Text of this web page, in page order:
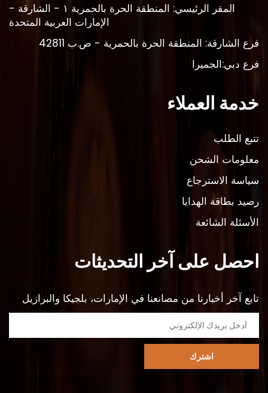
المقر الرئيسي: المنطقة الحرة بالحمرية ١ - الشارقة -
الإمارات العربية المتحدة
فرع الشارقة: المنطقة الحرة بالحمرية - ص.ب 42811
فرع دبي:الجميرا
خدمة العملاء
تتبع الطلب
معلومات الشحن
سياسة الاسترجاع
رصيد بطاقة الهدايا
الأسئلة الشائعة
احصل على آخر التحديثات
تابع آخر أخبارنا من مصانعنا في الإمارات، بلجيكا والبرازيل
اشترك